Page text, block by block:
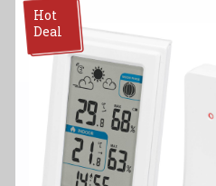
Hot
Deal